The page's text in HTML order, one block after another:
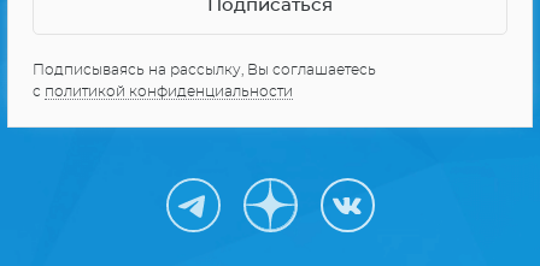
Подписываясь на рассылку, Вы соглашаетесь
с политикой конфиденциальности